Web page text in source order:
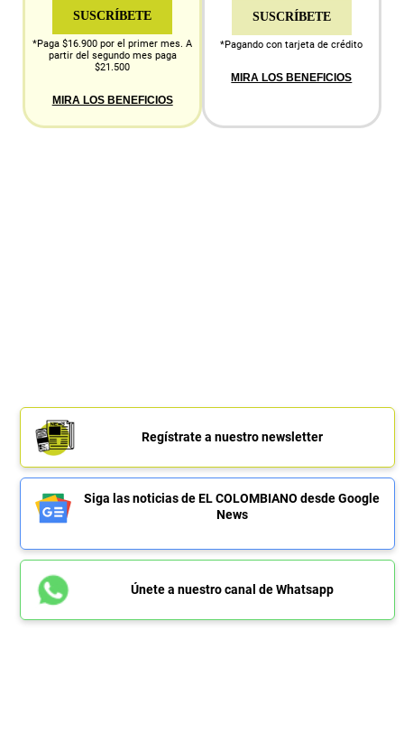
SUSCRÍBETE
*Paga $16.900 por el primer mes. A
partir del segundo mes paga
$21.500
MIRA LOS BENEFICIOS
SUSCRÍBETE
*Pagando con tarjeta de crédito
MIRA LOS BENEFICIOS
Regístrate a nuestro newsletter
Siga las noticias de EL COLOMBIANO desde Google
News
Únete a nuestro canal de Whatsapp